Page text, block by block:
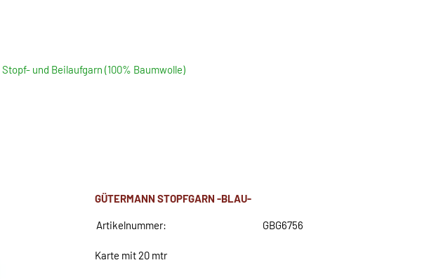
Stopf- und Beilaufgarn (100% Baumwolle)
GÜTERMANN STOPFGARN -BLAU-
Artikelnummer: GBG6756
Karte mit 20 mtr